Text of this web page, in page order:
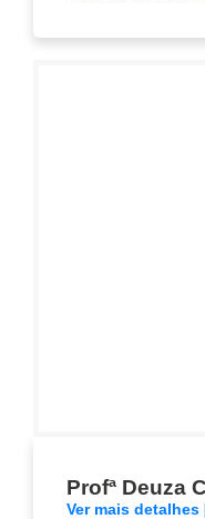
Profª Deuza
Ver mais detalhes